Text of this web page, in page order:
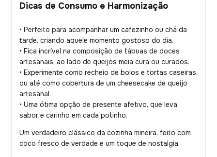
Dicas de Consumo e Harmonização
• Perfeito para acompanhar um cafezinho ou chá da
tarde, criando aquele momento gostoso do dia.
• Fica incrível na composição de tábuas de doces
artesanais, ao lado de queijos meia cura ou curados.
• Experimente como recheio de bolos e tortas caseiras,
ou até como cobertura de um cheesecake de queijo
artesanal.
• Uma ótima opção de presente afetivo, que leva
sabor e carinho em cada potinho.
Um verdadeiro clássico da cozinha mineira, feito com
coco fresco de verdade e um toque de nostalgia.